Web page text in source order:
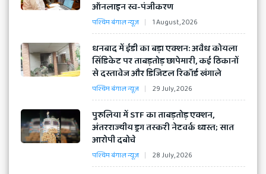
ऑनलाइन स्व-पंजीकरण
पश्चिम बंगाल न्यूज़ 1 August, 2026
​धनबाद में ईडी का बड़ा एक्शन: अवैध कोयला
सिंडिकेट पर ताबड़तोड़ छापेमारी, कई ठिकानों
से दस्तावेज और डिजिटल रिकॉर्ड खंगाले
पश्चिम बंगाल न्यूज़ 29 July, 2026
​पुरुलिया में STF का ताबड़तोड़ एक्शन,
अंतरराज्यीय ड्रग तस्करी नेटवर्क ध्वस्त; सात
आरोपी दबोचे
पश्चिम बंगाल न्यूज़ 28 July, 2026